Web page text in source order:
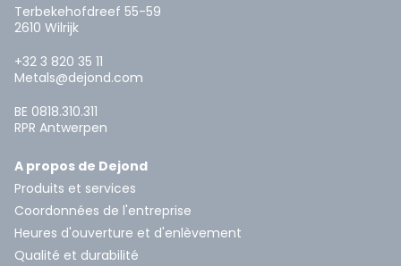
Terbekehofdreef 55-59
2610 Wilrijk
+32 3 820 35 11
Metals@dejond.com
BE 0818.310.311
RPR Antwerpen
A propos de Dejond
Produits et services
Coordonnées de l'entreprise
Heures d'ouverture et d'enlèvement
Qualité et durabilité